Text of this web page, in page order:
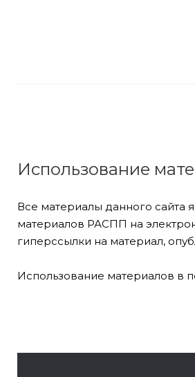
Использование
Все материалы данного сайта
материалов РАСПП на
гиперссылки на материал,
Использование материалов в